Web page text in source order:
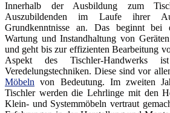
Innerhalb der Ausbildung zum
Auszubildenden im Laufe ihrer
Grundkenntnisse an. Das beginnt bei
Wartung und Instandhaltung von
und geht bis zur effizienten Bearbeitung
Aspekt des Tischler-Handwerks
Veredelungstechniken. Diese sind vor
Möbeln von Bedeutung. Im zweiten
Tischler werden die Lehrlinge mit den
Klein- und Systemmöbeln vertraut